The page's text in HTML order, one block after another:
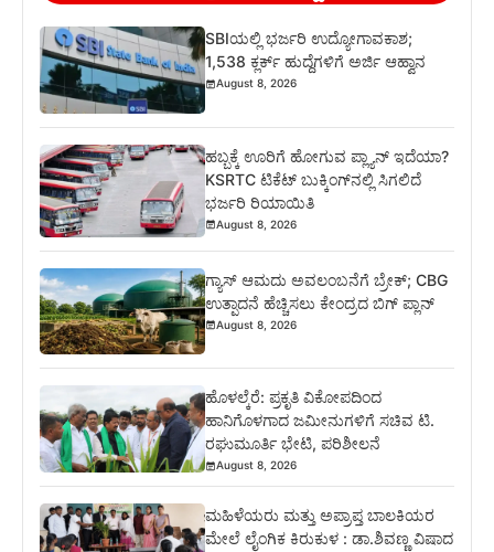
SBIಯಲ್ಲಿ ಭರ್ಜರಿ ಉದ್ಯೋಗಾವಕಾಶ;
1,538 ಕ್ಲರ್ಕ್ ಹುದ್ದೆಗಳಿಗೆ ಅರ್ಜಿ ಆಹ್ವಾನ
August 8, 2026
ಹಬ್ಬಕ್ಕೆ ಊರಿಗೆ ಹೋಗುವ ಪ್ಲ್ಯಾನ್ ಇದೆಯಾ?
KSRTC ಟಿಕೆಟ್ ಬುಕ್ಕಿಂಗ್‌ನಲ್ಲಿ ಸಿಗಲಿದೆ
ಭರ್ಜರಿ ರಿಯಾಯಿತಿ
August 8, 2026
ಗ್ಯಾಸ್ ಆಮದು ಅವಲಂಬನೆಗೆ ಬ್ರೇಕ್; CBG
ಉತ್ಪಾದನೆ ಹೆಚ್ಚಿಸಲು ಕೇಂದ್ರದ ಬಿಗ್ ಪ್ಲಾನ್
August 8, 2026
ಹೊಳಲ್ಕೆರೆ: ಪ್ರಕೃತಿ ವಿಕೋಪದಿಂದ
ಹಾನಿಗೊಳಗಾದ ಜಮೀನುಗಳಿಗೆ ಸಚಿವ ಟಿ.
ರಘುಮೂರ್ತಿ ಭೇಟಿ, ಪರಿಶೀಲನೆ
August 8, 2026
ಮಹಿಳೆಯರು ಮತ್ತು ಅಪ್ರಾಪ್ತ ಬಾಲಕಿಯರ
ಮೇಲೆ ಲೈಂಗಿಕ ಕಿರುಕುಳ : ಡಾ.ಶಿವಣ್ಣ ವಿಷಾದ